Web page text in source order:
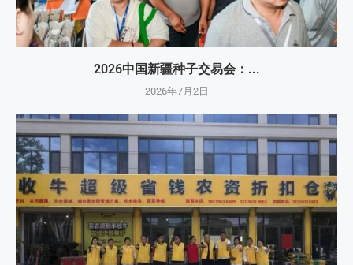
2026中国新疆种子交易会：...
2026年7月2日